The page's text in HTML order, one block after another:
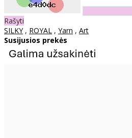
Rašyti
SILKY, ROYAL , Yarn , Art
Susijusios prekės